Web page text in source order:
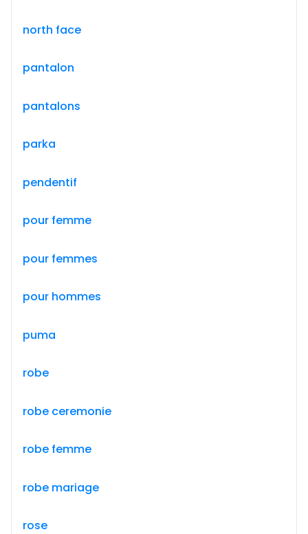
north face
pantalon
pantalons
parka
pendentif
pour femme
pour femmes
pour hommes
puma
robe
robe ceremonie
robe femme
robe mariage
rose